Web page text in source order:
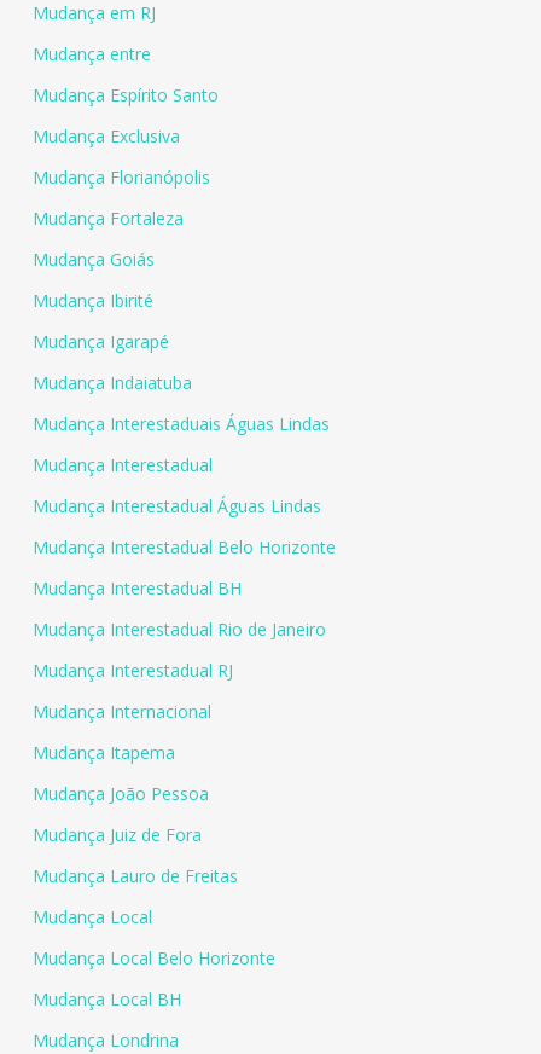
Mudança em RJ
Mudança entre
Mudança Espírito Santo
Mudança Exclusiva
Mudança Florianópolis
Mudança Fortaleza
Mudança Goiás
Mudança Ibirité
Mudança Igarapé
Mudança Indaiatuba
Mudança Interestaduais Águas Lindas
Mudança Interestadual
Mudança Interestadual Águas Lindas
Mudança Interestadual Belo Horizonte
Mudança Interestadual BH
Mudança Interestadual Rio de Janeiro
Mudança Interestadual RJ
Mudança Internacional
Mudança Itapema
Mudança João Pessoa
Mudança Juiz de Fora
Mudança Lauro de Freitas
Mudança Local
Mudança Local Belo Horizonte
Mudança Local BH
Mudança Londrina